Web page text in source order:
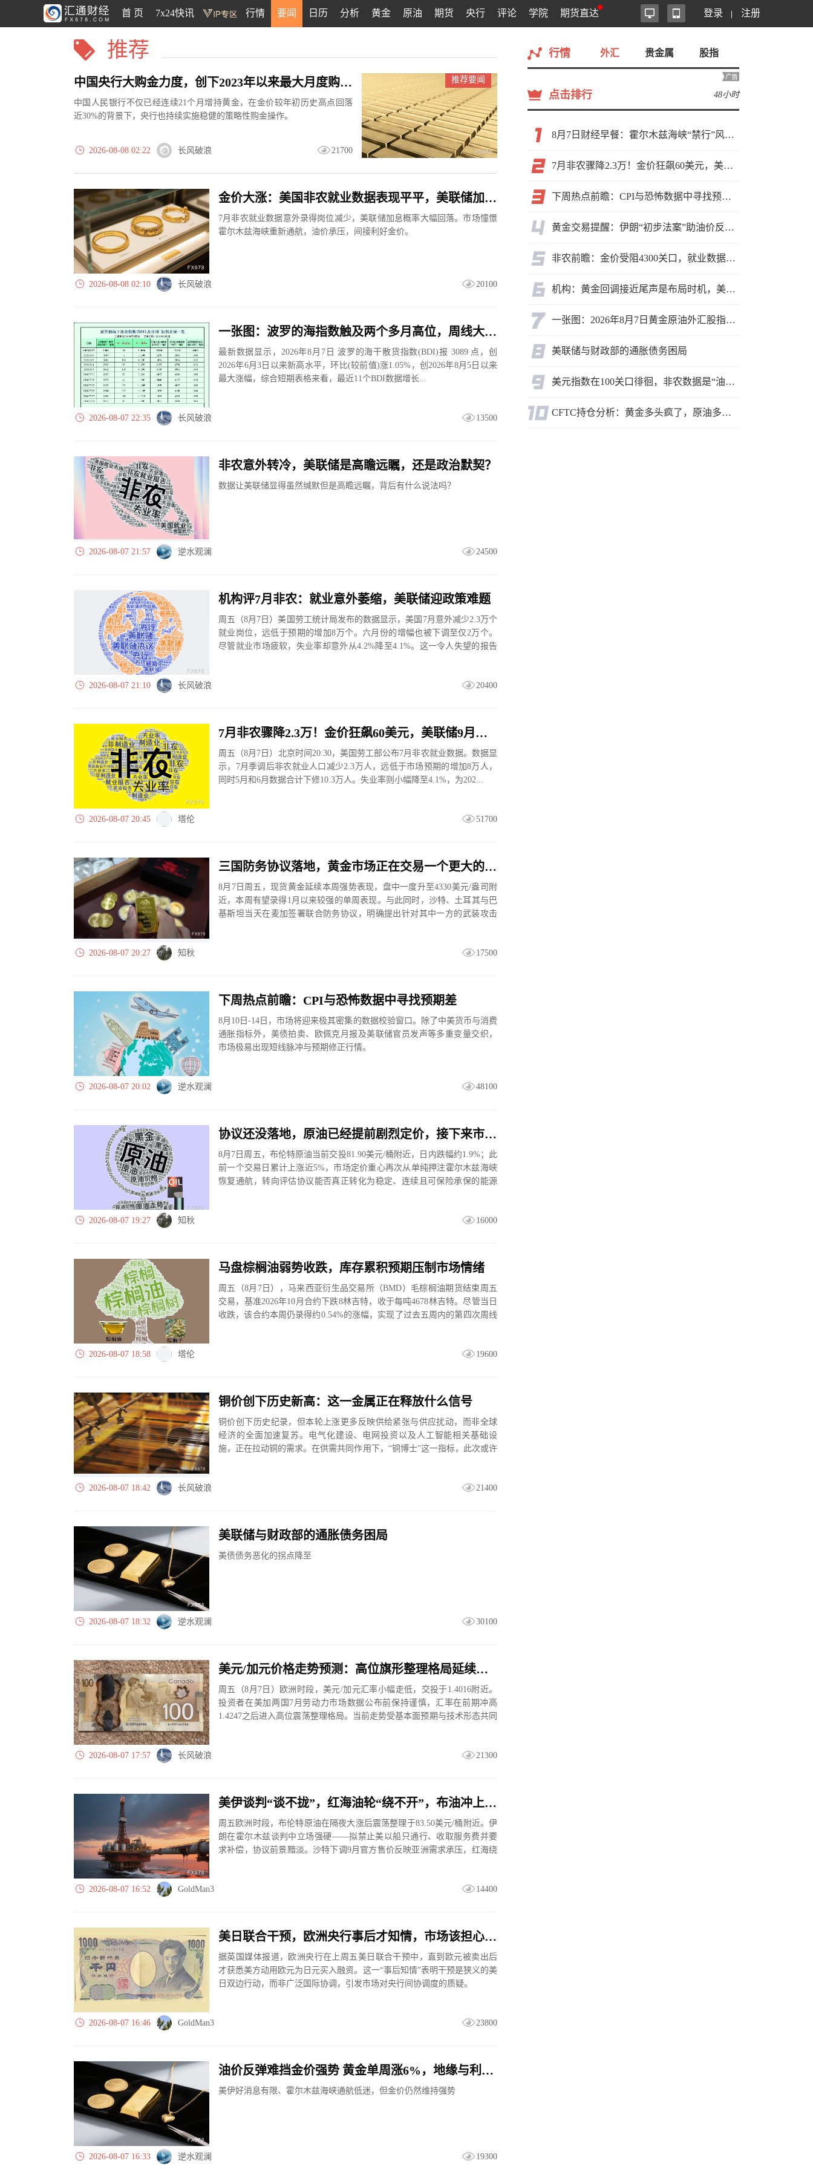
首 页 7x24快讯 行情 要闻 日历 分析 黄金 原油 期货 央行 评论 学院 期货直达 登录 注册
推荐
推荐要闻
中国央行大购金力度，创下2023年以来最大月度购金规模
中国人民银行不仅已经连续21个月增持黄金，在金价较年初历史高点回落
近30%的背景下，央行也持续实施稳健的策略性购金操作。
2026-08-08 02:22 长风破浪 21700
金价大涨：美国非农就业数据表现平平，美联储加息预期遭重创
7月非农就业数据意外录得岗位减少，美联储加息概率大幅回落。市场憧憬
霍尔木兹海峡重新通航，油价承压，间接利好金价。
2026-08-08 02:10 长风破浪 20100
一张图：波罗的海指数触及两个多月高位，周线大幅收涨
最新数据显示，2026年8月7日 波罗的海干散货指数(BDI)报 3089 点，创
2026年6月3日以来新高水平，环比(较前值)涨1.05%，创2026年8月5日以来
最大涨幅，综合短期表格来看，最近11个BDI数据增长...
2026-08-07 22:35 长风破浪 13500
非农意外转冷，美联储是高瞻远瞩，还是政治默契？
数据让美联储显得虽然缄默但是高瞻远瞩，背后有什么说法吗？
2026-08-07 21:57 逆水观澜 24500
机构评7月非农：就业意外萎缩，美联储迎政策难题
周五（8月7日）美国劳工统计局发布的数据显示，美国7月意外减少2.3万个
就业岗位，远低于预期的增加8万个。六月份的增幅也被下调至仅2万个。
尽管就业市场疲软，失业率却意外从4.2%降至4.1%。这一令人失望的报告
2026-08-07 21:10 长风破浪 20400
7月非农骤降2.3万！金价狂飙60美元，美联储9月加息预期瞬间崩塌
周五（8月7日）北京时间20:30，美国劳工部公布7月非农就业数据。数据显
示，7月季调后非农就业人口减少2.3万人，远低于市场预期的增加8万人，
同时5月和6月数据合计下修10.3万人。失业率则小幅降至4.1%，为202...
2026-08-07 20:45 塔伦 51700
三国防务协议落地，黄金市场正在交易一个更大的变量？
8月7日周五，现货黄金延续本周强势表现，盘中一度升至4330美元/盎司附
近，本周有望录得1月以来较强的单周表现。与此同时，沙特、土耳其与巴
基斯坦当天在麦加签署联合防务协议，明确提出针对其中一方的武装攻击
2026-08-07 20:27 知秋 17500
下周热点前瞻：CPI与恐怖数据中寻找预期差
8月10日-14日，市场将迎来极其密集的数据校验窗口。除了中美货币与消费
通胀指标外，美债拍卖、欧佩克月报及美联储官员发声等多重变量交织，
市场极易出现短线脉冲与预期修正行情。
2026-08-07 20:02 逆水观澜 48100
协议还没落地，原油已经提前剧烈定价，接下来市场真正要验证什么？
8月7日周五，布伦特原油当前交投81.90美元/桶附近，日内跌幅约1.9%；此
前一个交易日累计上涨近5%，市场定价重心再次从单纯押注霍尔木兹海峡
恢复通航，转向评估协议能否真正转化为稳定、连续且可保险承保的能源
2026-08-07 19:27 知秋 16000
马盘棕榈油弱势收跌，库存累积预期压制市场情绪
周五（8月7日），马来西亚衍生品交易所（BMD）毛棕榈油期货结束周五
交易，基准2026年10月合约下跌8林吉特，收于每吨4678林吉特。尽管当日
收跌，该合约本周仍录得约0.54%的涨幅，实现了过去五周内的第四次周线
2026-08-07 18:58 塔伦 19600
铜价创下历史新高：这一金属正在释放什么信号
铜价创下历史纪录，但本轮上涨更多反映供给紧张与供应扰动，而非全球
经济的全面加速复苏。电气化建设、电网投资以及人工智能相关基础设
施，正在拉动铜的需求。在供需共同作用下，“铜博士”这一指标，此次或许
2026-08-07 18:42 长风破浪 21400
美联储与财政部的通胀债务困局
美债债务恶化的拐点降至
2026-08-07 18:32 逆水观澜 30100
美元/加元价格走势预测：高位旗形整理格局延续，就业数据成关键催化剂
周五（8月7日）欧洲时段，美元/加元汇率小幅走低，交投于1.4016附近。
投资者在美加两国7月劳动力市场数据公布前保持谨慎，汇率在前期冲高
1.4247之后进入高位震荡整理格局。当前走势受基本面预期与技术形态共同
2026-08-07 17:57 长风破浪 21300
美伊谈判“谈不拢”，红海油轮“绕不开”，布油冲上83美元后何去何从？
周五欧洲时段，布伦特原油在隔夜大涨后震荡整理于83.50美元/桶附近。伊
朗在霍尔木兹谈判中立场强硬——拟禁止美以船只通行、收取服务费并要
求补偿，协议前景黯淡。沙特下调9月官方售价反映亚洲需求承压，红海绕
2026-08-07 16:52 GoldMan3 14400
美日联合干预，欧洲央行事后才知情，市场该担心什么？
据英国媒体报道，欧洲央行在上周五美日联合干预中，直到欧元被卖出后
才获悉美方动用欧元为日元买入融资。这一“事后知情”表明干预是狭义的美
日双边行动，而非广泛国际协调，引发市场对央行间协调度的质疑。
2026-08-07 16:46 GoldMan3 23800
油价反弹难挡金价强势 黄金单周涨6%，地缘与利率降温双重赋能
美伊好消息有限、霍尔木兹海峡通航低迷，但金价仍然维持强势
2026-08-07 16:33 逆水观澜 19300
行情 外汇 贵金属 股指
点击排行 48小时
8月7日财经早餐：霍尔木兹海峡“禁行”风波再起，油价急涨金价承压，非农夜市场博弈加剧
7月非农骤降2.3万！金价狂飙60美元，美联储9月加息预期瞬间崩塌
下周热点前瞻：CPI与恐怖数据中寻找预期差
黄金交易提醒：伊朗“初步法案”助油价反弹逾3%，金价小幅承压，非农重磅来袭！
非农前瞻：金价受阻4300关口，就业数据是“火上浇油”还是“釜底抽薪”？
机构：黄金回调接近尾声是布局时机，美元后市或走弱转为利多因素
一张图：2026年8月7日黄金原油外汇股指“枢纽点+多空持仓信号”一览
美联储与财政部的通胀债务困局
美元指数在100关口徘徊，非农数据是“油门”还是“刹车”？
CFTC持仓分析：黄金多头疯了，原油多头跑了，日元空头投降了！